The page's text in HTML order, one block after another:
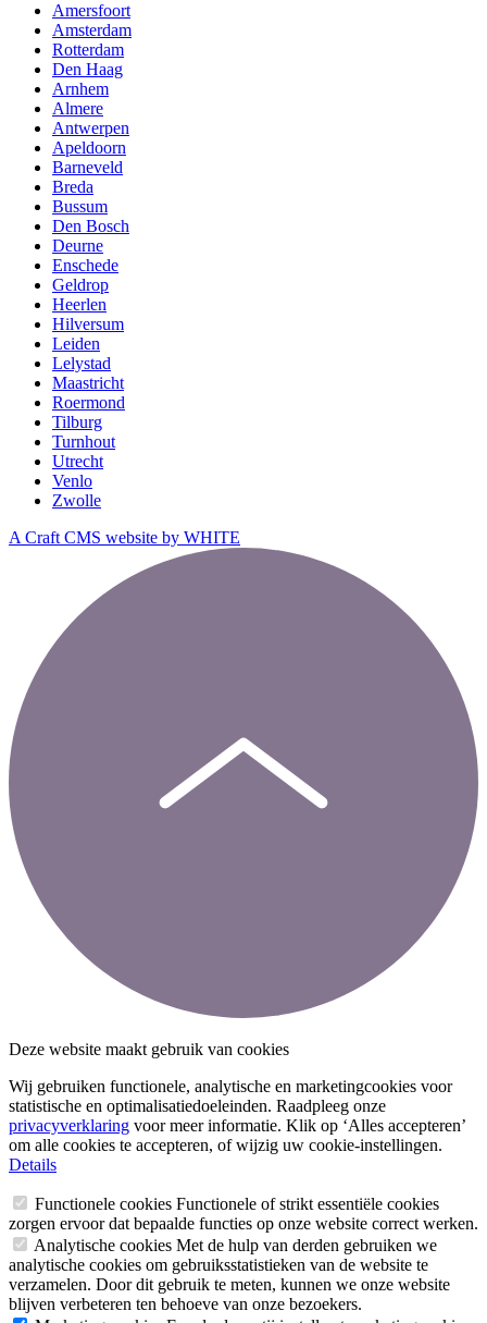
Amersfoort
Amsterdam
Rotterdam
Den Haag
Arnhem
Almere
Antwerpen
Apeldoorn
Barneveld
Breda
Bussum
Den Bosch
Deurne
Enschede
Geldrop
Heerlen
Hilversum
Leiden
Lelystad
Maastricht
Roermond
Tilburg
Turnhout
Utrecht
Venlo
Zwolle
A Craft CMS website by WHITE
Deze website maakt gebruik van cookies
Wij gebruiken functionele, analytische en marketingcookies voor
statistische en optimalisatiedoeleinden. Raadpleeg onze
privacyverklaring voor meer informatie. Klik op ‘Alles accepteren’
om alle cookies te accepteren, of wijzig uw cookie-instellingen.
Details
Functionele cookies Functionele of strikt essentiële cookies
zorgen ervoor dat bepaalde functies op onze website correct werken.
Analytische cookies Met de hulp van derden gebruiken we
analytische cookies om gebruiksstatistieken van de website te
verzamelen. Door dit gebruik te meten, kunnen we onze website
blijven verbeteren ten behoeve van onze bezoekers.